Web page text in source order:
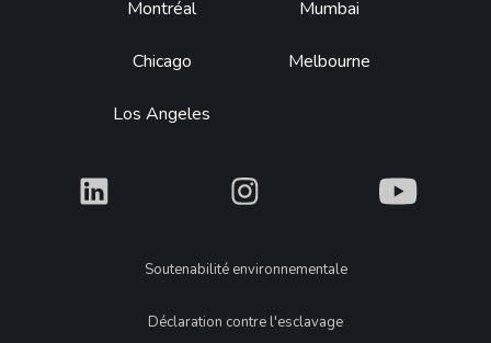
Montréal
Chicago
Los Angeles
Mumbai
Melbourne
What What What
LegalSoutenabilité environnementale
Déclaration contre l'esclavage